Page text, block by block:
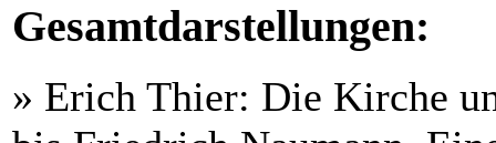
Gesamtdarstellungen:
» Erich Thier: Die Kirche